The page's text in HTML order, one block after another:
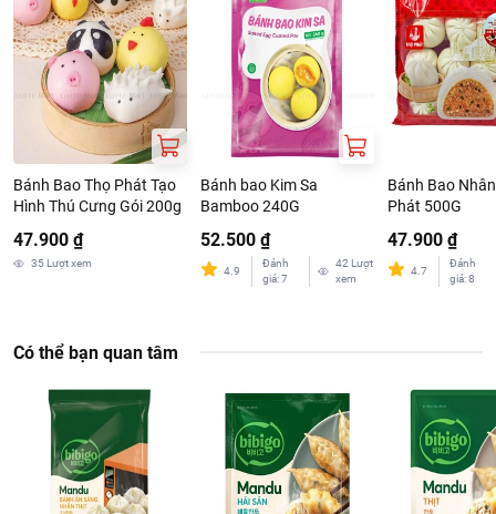
Bánh Bao Thọ Phát Tạo
Hình Thú Cưng Gói 200g
47.900 ₫
35Lượt xem
Bánh bao Kim Sa
Bamboo 240G
52.500 ₫
4.9
Đánh
giá:7
42 Lượt
xem
Bánh Bao
Phát 500G
47.900 ₫
4.7
Đánh
giá:8
Có thể bạn quan tâm